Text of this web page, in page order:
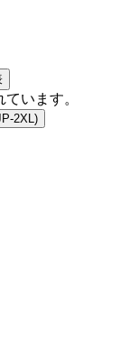
います。
2XL)